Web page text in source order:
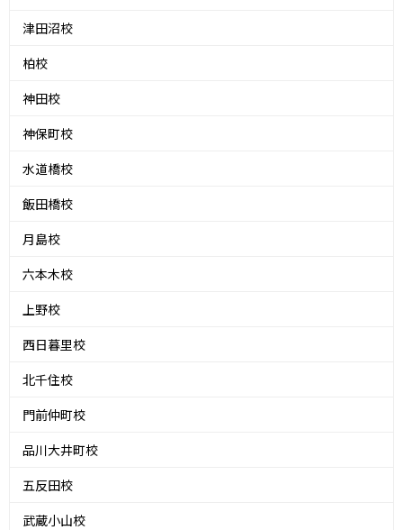
津田沼校
柏校
神田校
神保町校
水道橋校
飯田橋校
月島校
六本木校
上野校
西日暮里校
北千住校
門前仲町校
品川大井町校
五反田校
武蔵小山校